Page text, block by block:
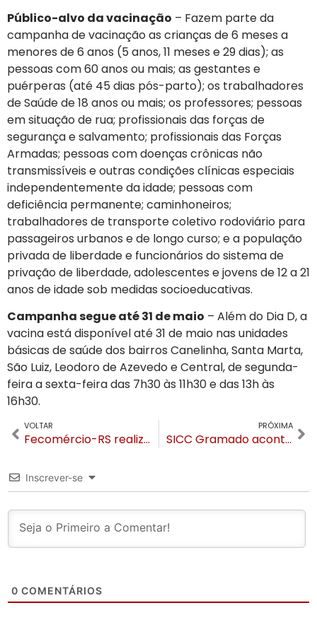
Público-alvo da vacinação – Fazem parte da
campanha de vacinação as crianças de 6 meses a
menores de 6 anos (5 anos, 11 meses e 29 dias); as
pessoas com 60 anos ou mais; as gestantes e
puérperas (até 45 dias pós-parto); os trabalhadores
de Saúde de 18 anos ou mais; os professores; pessoas
em situação de rua; profissionais das forças de
segurança e salvamento; profissionais das Forças
Armadas; pessoas com doenças crônicas não
transmissíveis e outras condições clínicas especiais
independentemente da idade; pessoas com
deficiência permanente; caminhoneiros;
trabalhadores de transporte coletivo rodoviário para
passageiros urbanos e de longo curso; e a população
privada de liberdade e funcionários do sistema de
privação de liberdade, adolescentes e jovens de 12 a 21
anos de idade sob medidas socioeducativas.
Campanha segue até 31 de maio – Além do Dia D, a
vacina está disponível até 31 de maio nas unidades
básicas de saúde dos bairros Canelinha, Santa Marta,
São Luiz, Leodoro de Azevedo e Central, de segunda-
feira a sexta-feira das 7h30 às 11h30 e das 13h às
16h30.
VOLTAR
Fecomércio-RS realiza o Giro pelo Rio Grande em Gramado com Fernando Schuler e Adolfo Sachsida
PRÓXIMA
SICC Gramado acontece em maio com status de feira que mais gera negócios para o setor calçadista
Inscrever-se
0 COMENTÁRIOS